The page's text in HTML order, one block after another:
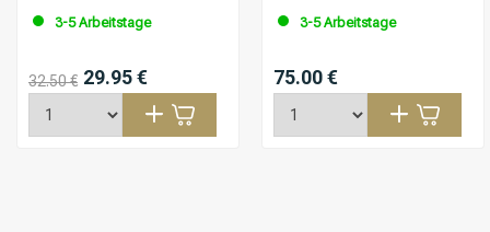
3-5 Arbeitstage
32.50 € 29.95 €
3-5 Arbeitstage
75.00 €